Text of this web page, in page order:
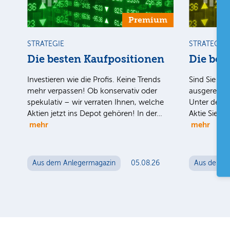
Premium
STRATEGIE
Die besten Kaufpositionen
Investieren wie die Profis. Keine Trends
mehr verpassen! Ob konservativ oder
spekulativ – wir verraten Ihnen, welche
Aktien jetzt ins Depot gehören! In der…
mehr
Aus dem Anlegermagazin 05.08.26
STRATEGIE
Die
Sind Sie
ausgereizt
Unter der
Aktie Sie
mehr
Aus dem